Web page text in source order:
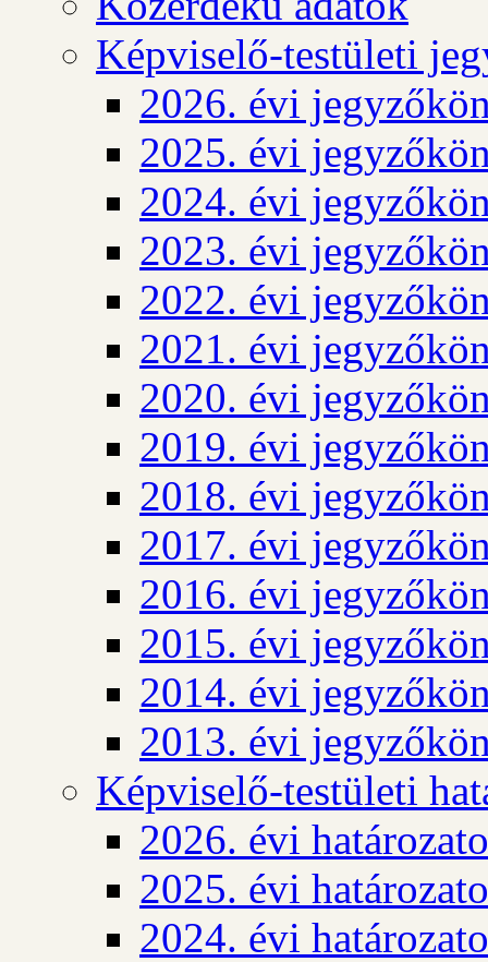
Képviselő-testületi
2026. évi
2025. évi
2024. évi
2023. évi
2022. évi
2021. évi
2020. évi
2019. évi
2018. évi
2017. évi
2016. évi
2015. évi
2014. évi
2013. évi
Képviselő-testületi
2026. évi
2025. évi
2024. évi